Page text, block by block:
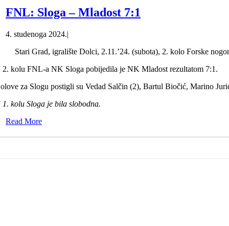
FNL: Sloga – Mladost 7:1
4. studenoga 2024.|
Stari Grad, igralište Dolci, 2.11.’24. (subota), 2. kolo Forske
2. kolu FNL-a NK Sloga pobijedila je NK Mladost rezultatom 7:1.
za Slogu postigli su Vedad Salčin (2), Bartul Biočić, Marino
1. kolu Sloga je bila slobodna.
Read More